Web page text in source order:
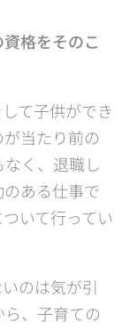
格をそのこ
て子供ができ
当たり前の
く、退職し
ある仕事で
いて行ってい
のは気が引
、子育ての